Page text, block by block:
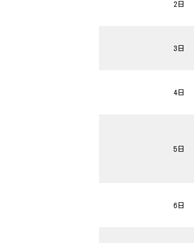
2日
3日
4日
5日
6日